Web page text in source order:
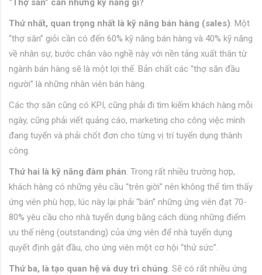
“Thợ săn” cần những kỹ năng gì?
Thứ nhất, quan trọng nhất là kỹ năng bán hàng (sales). Một
“thợ săn” giỏi cần có đến 60% kỹ năng bán hàng và 40% kỹ năng
về nhân sự, bước chân vào nghề này với nền tảng xuất thân từ
ngành bán hàng sẽ là một lợi thế. Bản chất các “thợ săn đầu
người” là những nhân viên bán hàng.
Các thợ săn cũng có KPI, cũng phải đi tìm kiếm khách hàng mỗi
ngày, cũng phải viết quảng cáo, marketing cho công việc mình
đang tuyển và phải chốt đơn cho từng vị trí tuyển dụng thành
công.
Thứ hai là kỹ năng đàm phán. Trong rất nhiều trường hợp,
khách hàng có những yêu cầu “trên giời” nên không thể tìm thấy
ứng viên phù hợp, lúc này lại phải “bán” những ứng viên đạt 70-
80% yêu cầu cho nhà tuyển dụng bằng cách dùng những điểm
ưu thế riêng (outstanding) của ứng viên để nhà tuyển dụng
quyết định gật đầu, cho ứng viên một cơ hội “thử sức”.
Thứ ba, là tạo quan hệ và duy trì chúng. Sẽ có rất nhiều ứng